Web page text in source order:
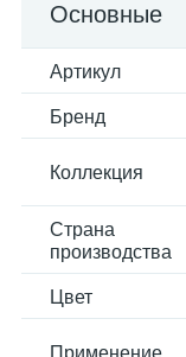
Основные
Артикул
Бренд
Коллекция
Страна
производства
Цвет
Применение